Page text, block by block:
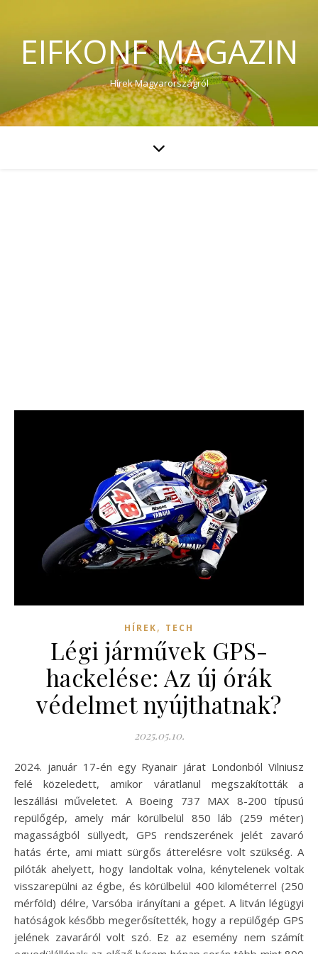
EIFKONF MAGAZIN
Hírek Magyarországról
HÍREK, TECH
Légi járművek GPS-
hackelése: Az új órák
védelmet nyújthatnak?
2025.05.10.
2024. január 17-én egy Ryanair járat Londonból Vilniusz
felé közeledett, amikor váratlanul megszakították a
leszállási műveletet. A Boeing 737 MAX 8-200 típusú
repülőgép, amely már körülbelül 850 láb (259 méter)
magasságból süllyedt, GPS rendszerének jelét zavaró
hatás érte, ami miatt sürgős átterelésre volt szükség. A
pilóták ahelyett, hogy landoltak volna, kénytelenek voltak
visszarepülni az égbe, és körülbelül 400 kilométerrel (250
mérföld) délre, Varsóba irányítani a gépet. A litván légügyi
hatóságok később megerősítették, hogy a repülőgép GPS
jelének zavaráról volt szó. Ez az esemény nem számít